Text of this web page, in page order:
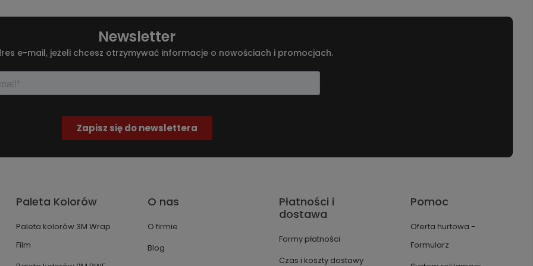
Newsletter
e-mail, jeżeli chcesz otrzymywać informacje o nowościach i promocjach.
Paleta Kolorów
Paleta kolorów 3M Wrap
Film
O nas
O firmie
Blog
Płatności i
dostawa
Formy płatności
Czas i koszty dostawy
Pomoc
Oferta hurtowa -
Formularz